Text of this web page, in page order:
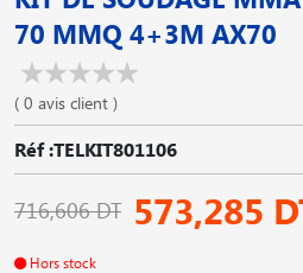
70 MMQ 4+3M AX70
( 0 avis client )
Réf :TELKIT801106
716,606 DT 573,285
Hors stock